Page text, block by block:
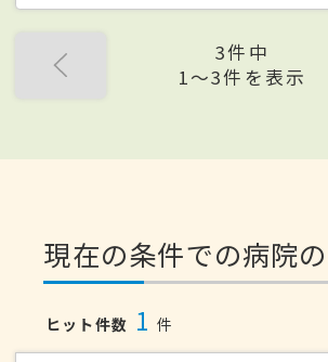
3件中
1〜3件を表示
現在の条件での病院
ヒット件数 1 件